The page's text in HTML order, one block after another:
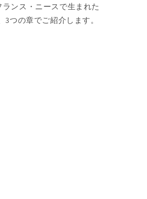
ンス・ニースで生まれた
3つの章でご紹介します。